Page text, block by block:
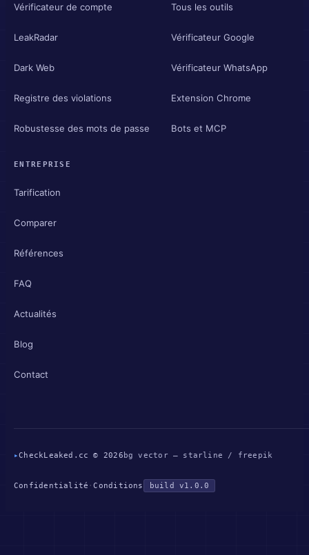
Vérificateur de compte
LeakRadar
Dark Web
Registre des violations
Robustesse des mots de passe
Tous les outils
Vérificateur Google
Vérificateur WhatsApp
Extension Chrome
Bots et MCP
ENTREPRISE
Tarification
Comparer
Références
FAQ
Actualités
Blog
Contact
▸CheckLeaked.cc © 2026 bg vector — starline / freepik
Confidentialité ·Conditions build v1.0.0